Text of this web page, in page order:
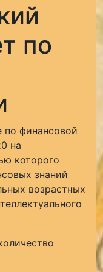
по
по финансовой
на
которого
знаний
возрастных